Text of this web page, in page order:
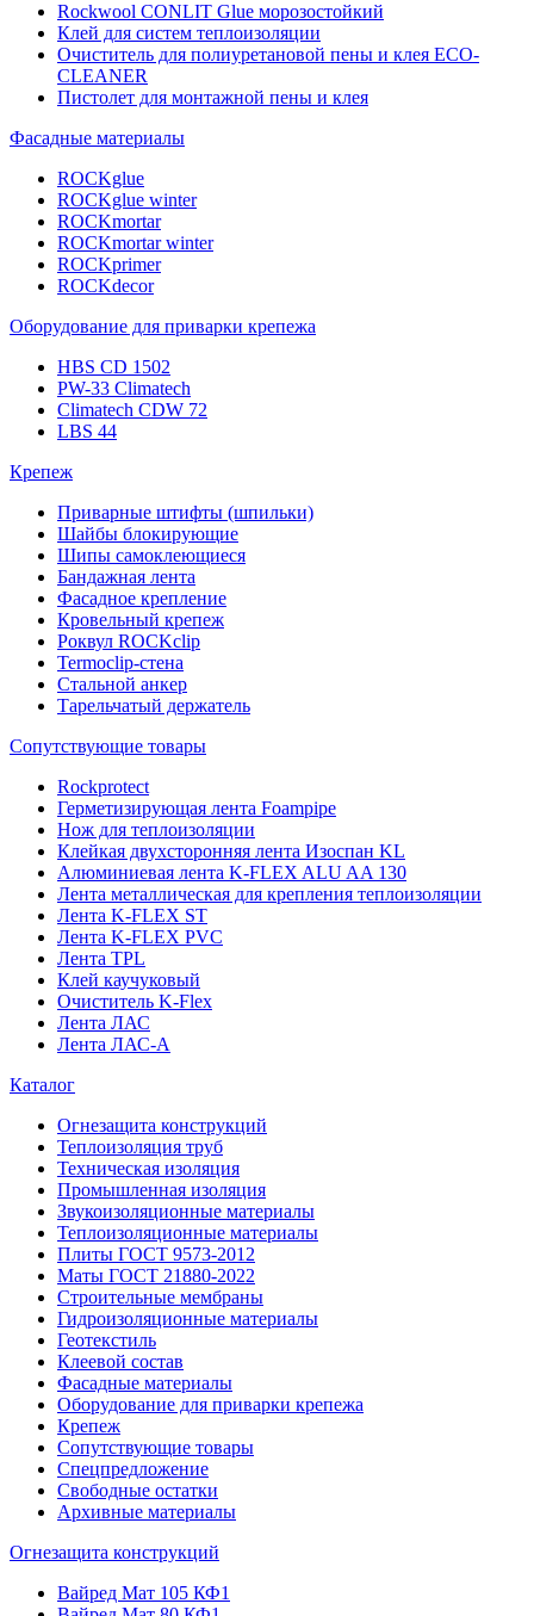
Rockwool CONLIT Glue морозостойкий
Клей для систем теплоизоляции
Очиститель для полиуретановой пены и клея ECO-
CLEANER
Пистолет для монтажной пены и клея
Фасадные материалы
ROCKglue
ROCKglue winter
ROCKmortar
ROCKmortar winter
ROCKprimer
ROCKdecor
Оборудование для приварки крепежа
HBS CD 1502
PW-33 Climatech
Climatech CDW 72
LBS 44
Крепеж
Приварные штифты (шпильки)
Шайбы блокирующие
Шипы самоклеющиеся
Бандажная лента
Фасадное крепление
Кровельный крепеж
Роквул ROCKclip
Termoclip-стена
Стальной анкер
Тарельчатый держатель
Сопутствующие товары
Rockprotect
Герметизирующая лента Foampipe
Нож для теплоизоляции
Клейкая двухсторонняя лента Изоспан KL
Алюминиевая лента K-FLEX ALU AA 130
Лента металлическая для крепления теплоизоляции
Лента K-FLEX ST
Лента K-FLEX PVC
Лента TPL
Клей каучуковый
Очиститель K-Flex
Лента ЛАС
Лента ЛАС-А
Каталог
Огнезащита конструкций
Теплоизоляция труб
Техническая изоляция
Промышленная изоляция
Звукоизоляционные материалы
Теплоизоляционные материалы
Плиты ГОСТ 9573-2012
Маты ГОСТ 21880-2022
Строительные мембраны
Гидроизоляционные материалы
Геотекстиль
Клеевой состав
Фасадные материалы
Оборудование для приварки крепежа
Крепеж
Сопутствующие товары
Спецпредложение
Свободные остатки
Архивные материалы
Огнезащита конструкций
Вайред Мат 105 КФ1